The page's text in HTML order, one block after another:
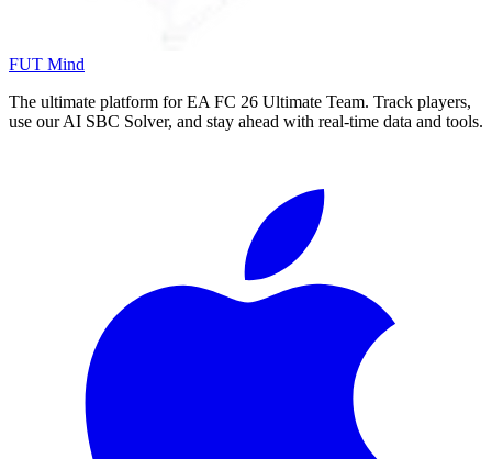
FUT Mind
The ultimate platform for EA FC 26 Ultimate Team. Track players,
use our AI SBC Solver, and stay ahead with real-time data and tools.